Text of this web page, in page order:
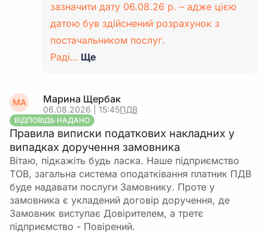
зазначити дату 06.08.26 р. – адже цією
датою був здійснений розрахунок з
постачальником послуг.
Раді… Ще
МА Марина Щербак
06.08.2026 | 15:45ПДВ
ВІДПОВІДЬ НАДАНО
Правила виписки податкових накладних у
випадках доручення замовника
Вітаю, підкажіть будь ласка. Наше підприємство
ТОВ, загальна система оподатківання платник ПДВ
буде надавати послуги Замовнику. Проте у
замовника є укладений договір доручення, де
Замовник виступає Довірителем, а третє
підприємство - Повірений.